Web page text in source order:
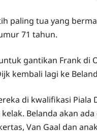
paling tua yang
71 tahun.
gantikan Frank di
kembali lagi ke
di kwalifikasi Piala
Belanda akan
Van Gaal dan